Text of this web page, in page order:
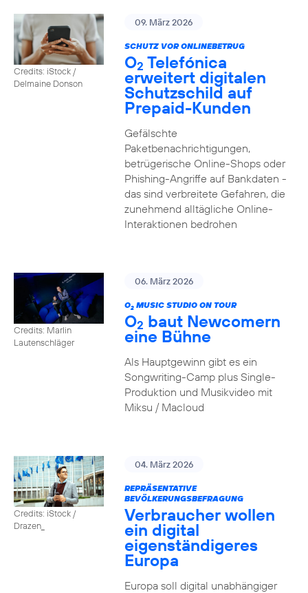
Credits: iStock /
Delmaine Donson
09. März 2026
SCHUTZ VOR ONLINEBETRUG
O2 Telefónica
erweitert digitalen
Schutzschild auf
Prepaid-Kunden
Gefälschte
Paketbenachrichtigungen,
betrügerische Online-Shops oder
Phishing-Angriffe auf Bankdaten -
das sind verbreitete Gefahren, die
zunehmend alltägliche Online-
Interaktionen bedrohen
Credits: Marlin
Lautenschläger
06. März 2026
O2MUSIC STUDIO ON TOUR
O2 baut Newcomern
eine Bühne
Als Hauptgewinn gibt es ein
Songwriting-Camp plus Single-
Produktion und Musikvideo mit
Miksu / Macloud
Credits: iStock /
Drazen_
04. März 2026
REPRÄSENTATIVE
BEVÖLKERUNGSBEFRAGUNG
Verbraucher wollen
ein digital
eigenständigeres
Europa
Europa soll digital unabhängiger